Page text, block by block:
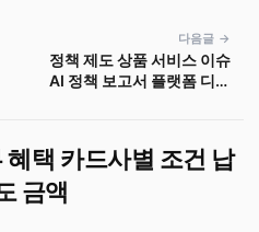
다음글 →
정책 제도 상품 서비스 이슈
AI 정책 보고서 플랫폼 디지
택 카드사별 조건 납
금액